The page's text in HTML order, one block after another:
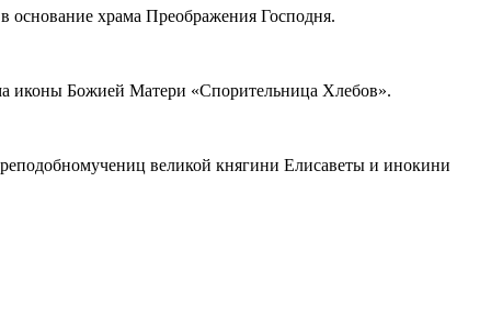
основание храма Преображения Господня.
иконы Божией Матери «Спорительница Хлебов».
великой княгини Елисаветы и инокини